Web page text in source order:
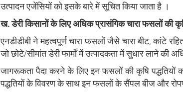
उत्पादन एजेंसियों को इसके बारे में सूचित किया जाता है ।
ख. डेरी किसानों के लिए अधिक प्रासंगिक चारा फसलों की
एनडीडीबी ने महत्वपूर्ण चारा फसलों जैसे चारा बीट, कांटे
जो छोटे/सीमांत डेरी फार्मों में उत्पादकता में सुधार लाने की
जागरूकता पैदा करने के लिए इन फसलों की कृषि
पद्धतियों के विवरण के साथ इन फसलों के सैंपल बीज और